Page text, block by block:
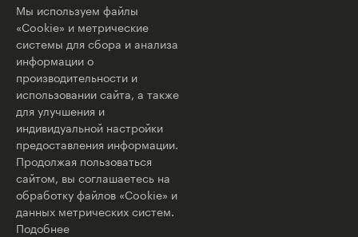
Мы используем файлы
«Cookie» и метрические
системы для сбора и анализа
информации о
производительности и
использовании сайта, а также
для улучшения и
индивидуальной настройки
предоставления информации.
Продолжая пользоваться
сайтом, вы соглашаетесь на
обработку файлов «Cookie» и
данных метрических систем.
Подобнее